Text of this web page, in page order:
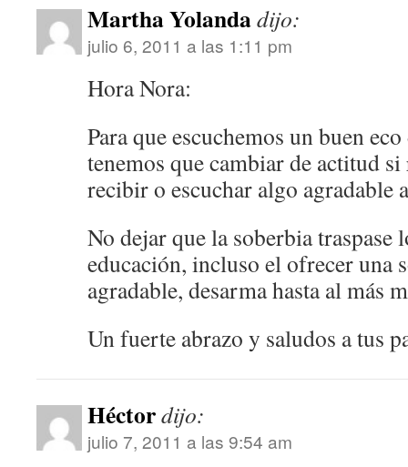
Martha Yolandadijo:
julio 6, 2011 a las 1:11 pm
Hora Nora:
Para que escuchemos un buen
tenemos que cambiar de actitud
recibir o escuchar algo agradable
No dejar que la soberbia traspase
educación, incluso el ofrecer una
agradable, desarma hasta al más
Un fuerte abrazo y saludos a tus
Héctordijo:
julio 7, 2011 a las 9:54 am